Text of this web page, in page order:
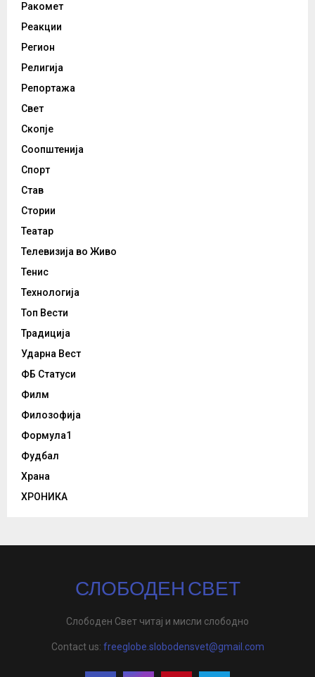
Ракомет
Реакции
Регион
Религија
Репортажа
Свет
Скопје
Соопштенија
Спорт
Став
Стории
Театар
Телевизија во Живо
Тенис
Технологија
Топ Вести
Традиција
Ударна Вест
ФБ Статуси
Филм
Филозофија
Формула1
Фудбал
Храна
ХРОНИКА
СЛОБОДЕН СВЕТ
Слободен Свет читај и мисли слободно
Contact us: freeglobe.slobodensvet@gmail.com